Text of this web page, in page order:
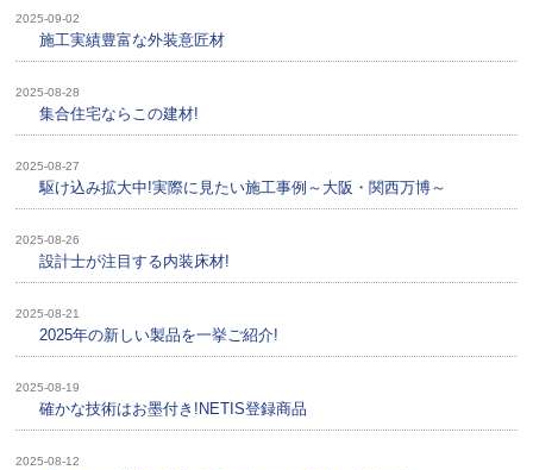
2025-09-02
施工実績豊富な外装意匠材
2025-08-28
集合住宅ならこの建材!
2025-08-27
駆け込み拡大中!実際に見たい施工事例～大阪・関西万博～
2025-08-26
設計士が注目する内装床材!
2025-08-21
2025年の新しい製品を一挙ご紹介!
2025-08-19
確かな技術はお墨付き!NETIS登録商品
2025-08-12